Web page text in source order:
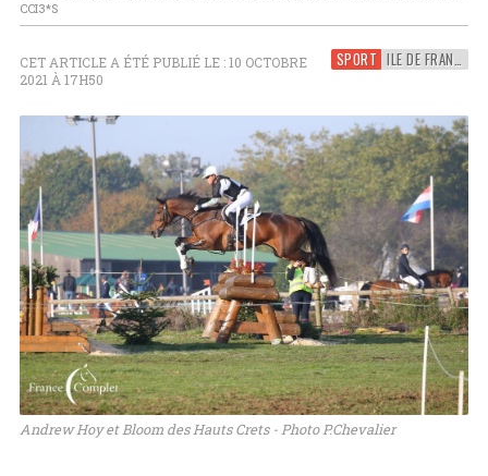
CCI3*S
SPORT ILE DE FRANCE
CET ARTICLE A ÉTÉ PUBLIÉ LE : 10 OCTOBRE
2021 À 17H50
Andrew Hoy et Bloom des Hauts Crets - Photo P.Chevalier